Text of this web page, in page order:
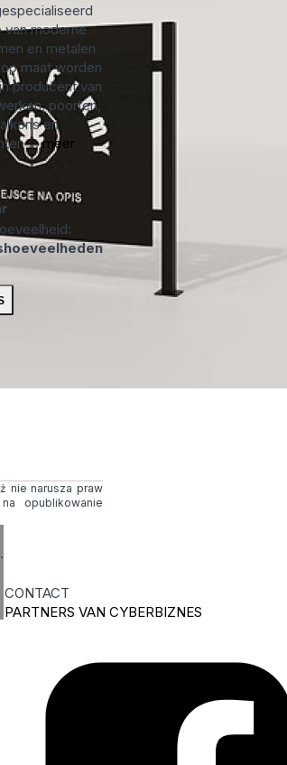
van moderne
en metalen
maat worden
producent van
poorten,
en
...meer
nie narusza praw
opublikowanie
CONTACT
PARTNERS VAN CYBERBIZNES